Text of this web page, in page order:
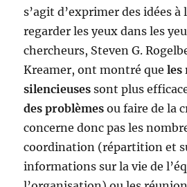
s’agit d’exprimer des idées à
regarder les yeux dans les
chercheurs, Steven G.
Kreamer, ont montré queles
silencieusessont plus
des problèmesou faire de la
concerne donc pas les
coordination (répartition et
informations sur la vie de